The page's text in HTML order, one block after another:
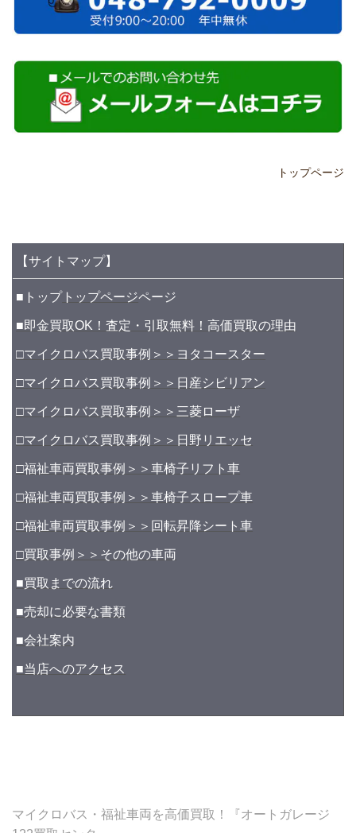
トップページ
【サイトマップ】
■トップトップページページ
■即金買取OK！査定・引取無料！高価買取の理由
□マイクロバス買取事例＞＞ヨタコースター
□マイクロバス買取事例＞＞日産シビリアン
□マイクロバス買取事例＞＞三菱ローザ
□マイクロバス買取事例＞＞日野リエッセ
□福祉車両買取事例＞＞車椅子リフト車
□福祉車両買取事例＞＞車椅子スロープ車
□福祉車両買取事例＞＞回転昇降シート車
□買取事例＞＞その他の車両
■買取までの流れ
■売却に必要な書類
■会社案内
■当店へのアクセス
マイクロバス・福祉車両を高価買取！『オートガレージ